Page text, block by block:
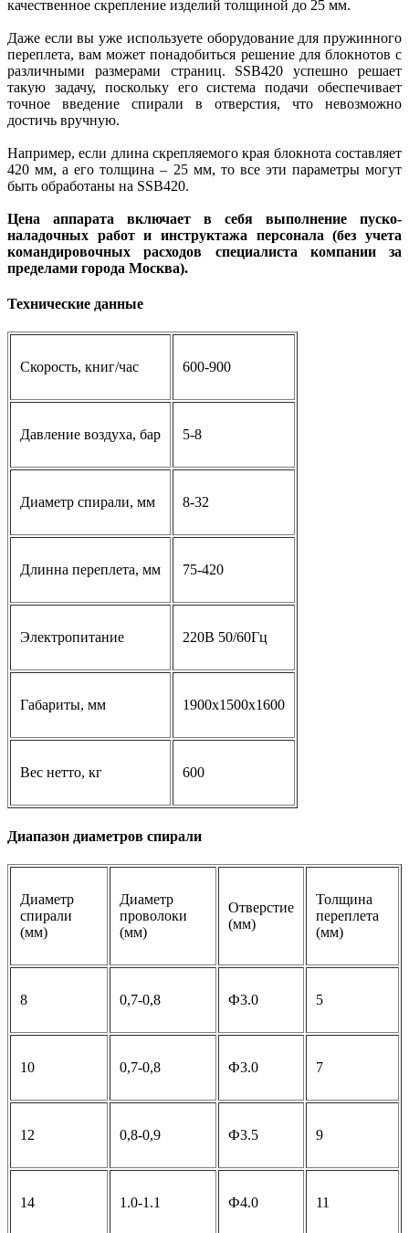
качественное скрепление изделий толщиной до 25 мм.
Даже если вы уже используете оборудование для пружинного
переплета, вам может понадобиться решение для блокнотов с
различными размерами страниц. SSB420 успешно решает
такую задачу, поскольку его система подачи обеспечивает
точное введение спирали в отверстия, что невозможно
достичь вручную.
Например, если длина скрепляемого края блокнота составляет
420 мм, а его толщина – 25 мм, то все эти параметры могут
быть обработаны на SSB420.
Цена аппарата включает в себя выполнение пуско-
наладочных работ и инструктажа персонала (без учета
командировочных расходов специалиста компании за
пределами города Москва).
Технические данные
Скорость, книг/час 600-900
Давление воздуха, бар 5-8
Диаметр спирали, мм 8-32
Длинна переплета, мм 75-420
Электропитание 220В 50/60Гц
Габариты, мм 1900x1500x1600
Вес нетто, кг 600
Диапазон диаметров спирали
Диаметр
спирали
(мм)
Диаметр
проволоки
(мм)
Отверстие
(мм)
Толщина
переплета
(мм)
8 0,7-0,8 Ф3.0 5
10 0,7-0,8 Ф3.0 7
12 0,8-0,9 Ф3.5 9
14 1.0-1.1 Ф4.0 11